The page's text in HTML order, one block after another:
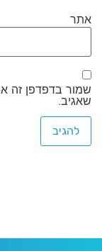
אתר
שמור בדפדפן זה
שאגיב.